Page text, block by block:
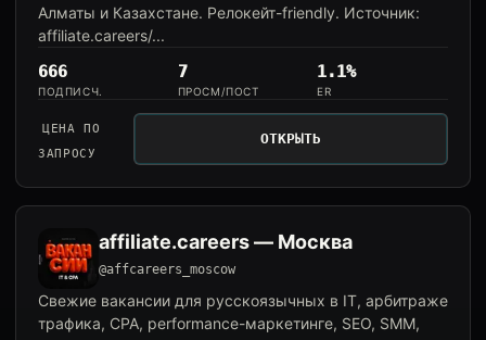
Алматы и Казахстане. Релокейт-friendly. Источник:
affiliate.careers/...
666
ПОДПИСЧ.
7
ПРОСМ/ПОСТ
1.1%
ER
ЦЕНА ПО
ЗАПРОСУ
ОТКРЫТЬ
affiliate.careers — Москва
@affcareers_moscow
Свежие вакансии для русскоязычных в IT, арбитраже
трафика, CPA, performance-маркетинге, SEO, SMM,